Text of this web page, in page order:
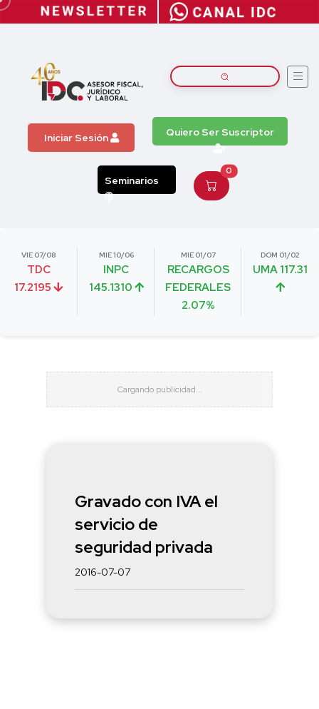
Iniciar Sesión Quiero Ser Suscriptor
Seminarios
0
VIE 07/08
TDC
17.2195
MIE 10/06
INPC
145.1310
MIE 01/07
RECARGOS
FEDERALES
2.07%
DOM 01/02
UMA 117.31
Gravado con IVA el
servicio de
seguridad privada
2016-07-07